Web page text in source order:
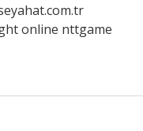
online nttgame